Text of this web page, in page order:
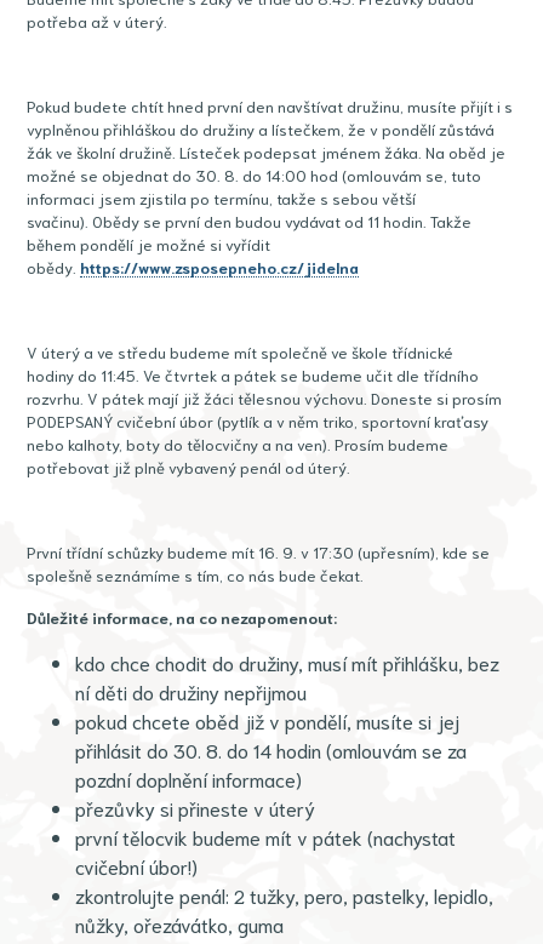
potřeba až v úterý.
Pokud budete chtít hned první den navštívat družinu, musíte přijít i s
vyplněnou přihláškou do družiny a lístečkem, že v pondělí zůstává
žák ve školní družině. Lísteček podepsat jménem žáka. Na oběd je
možné se objednat do 30. 8. do 14:00 hod (omlouvám se, tuto
informaci jsem zjistila po termínu, takže s sebou větší
svačinu). Obědy se první den budou vydávat od 11 hodin. Takže
během pondělí je možné si vyřídit
obědy. https://www.zsposepneho.cz/jidelna
V úterý a ve středu budeme mít společně ve škole třídnické
hodiny do 11:45. Ve čtvrtek a pátek se budeme učit dle třídního
rozvrhu. V pátek mají již žáci tělesnou výchovu. Doneste si prosím
PODEPSANÝ cvičební úbor (pytlík a v něm triko, sportovní kraťasy
nebo kalhoty, boty do tělocvičny a na ven). Prosím budeme
potřebovat již plně vybavený penál od úterý.
První třídní schůzky budeme mít 16. 9. v 17:30 (upřesním), kde se
spolešně seznámíme s tím, co nás bude čekat.
Důležité informace, na co nezapomenout:
kdo chce chodit do družiny, musí mít přihlášku, bez
ní děti do družiny nepřijmou
pokud chcete oběd již v pondělí, musíte si jej
přihlásit do 30. 8. do 14 hodin (omlouvám se za
pozdní doplnění informace)
přezůvky si přineste v úterý
první tělocvik budeme mít v pátek (nachystat
cvičební úbor!)
zkontrolujte penál: 2 tužky, pero, pastelky, lepidlo,
nůžky, ořezávátko, guma